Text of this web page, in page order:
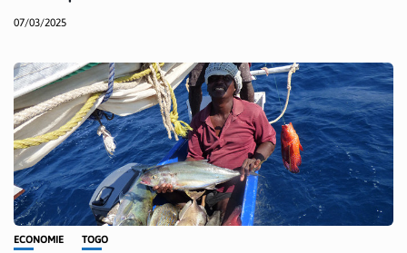
07/03/2025
ECONOMIE TOGO